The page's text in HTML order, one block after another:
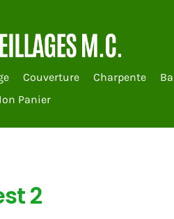
Couverture Charpente
Panier
2